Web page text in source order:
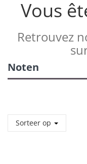
Vous
Retrouvez
Noten
Sorteer op